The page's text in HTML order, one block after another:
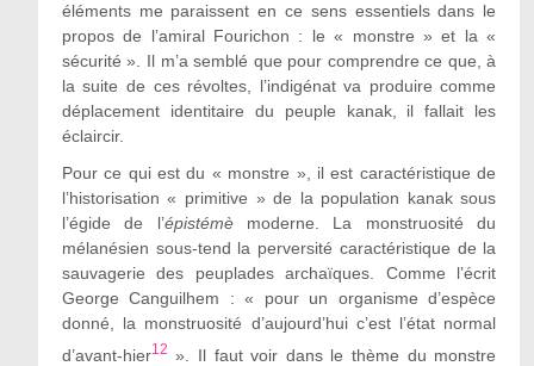
éléments me paraissent en ce sens essentiels dans le
propos de l’amiral Fourichon : le « monstre » et la «
sécurité ». Il m’a semblé que pour comprendre ce que, à
la suite de ces révoltes, l’indigénat va produire comme
déplacement identitaire du peuple kanak, il fallait les
éclaircir.
Pour ce qui est du « monstre », il est caractéristique de
l’historisation « primitive » de la population kanak sous
l’égide de l’épistémèmoderne. La monstruosité du
mélanésien sous-tend la perversité caractéristique de la
sauvagerie des peuplades archaïques. Comme l’écrit
George Canguilhem : « pour un organisme d’espèce
donné, la monstruosité d’aujourd’hui c’est l’état normal
d’avant-hier12 ». Il faut voir dans le thème du monstre